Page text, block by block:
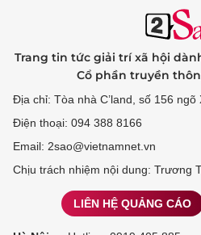
Trang tin tức giải trí xã hội
Cổ phần truyền
Địa chỉ: Tòa nhà C’land, số 156
Điện thoại: 094 388 8166
Email: 2sao@vietnamnet.vn
Chịu trách nhiệm nội dung: Trương
LIÊN HỆ QUẢNG CÁO